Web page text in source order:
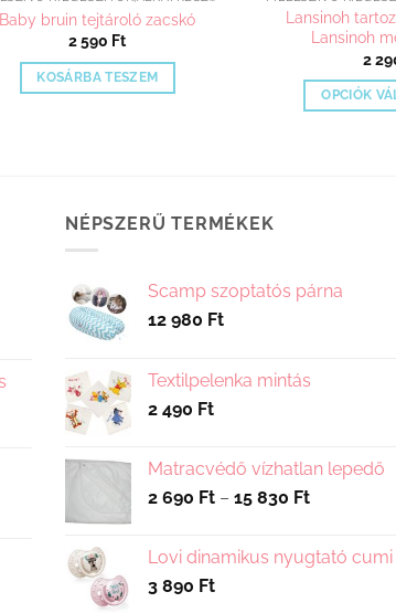
Baby bruin tejtároló zacskó
2 590 Ft
KOSÁRBA TESZEM
Lansinoh
Lansinoh
2
OPCIÓK
NÉPSZERŰ TERMÉKEK
Scamp szoptatós párna
12 980 Ft
Textilpelenka mintás
2 490 Ft
Matracvédő vízhatlan lepedő
2 690 Ft – 15 830 Ft
-
Lovi dinamikus nyugtató cumi
3 890 Ft